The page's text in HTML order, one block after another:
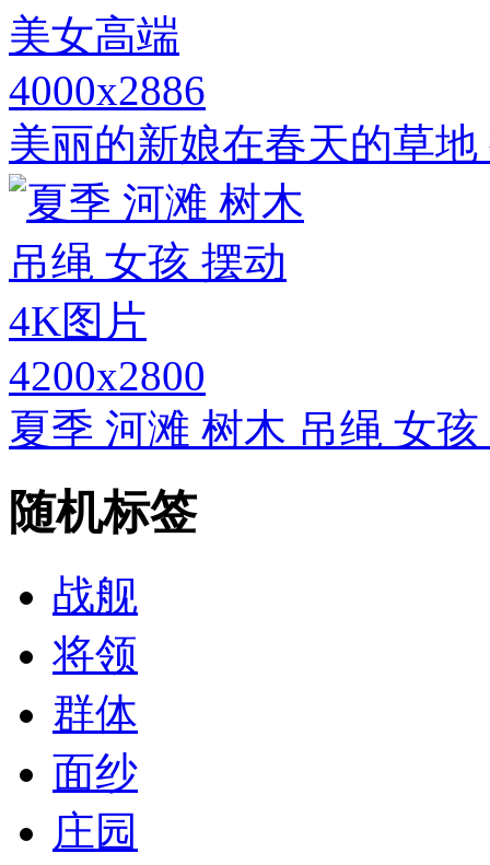
4000x2886
美丽的新娘在春天的草
4200x2800
夏季 河滩 树木 吊绳 女
随机标签
战舰
将领
群体
面纱
庄园